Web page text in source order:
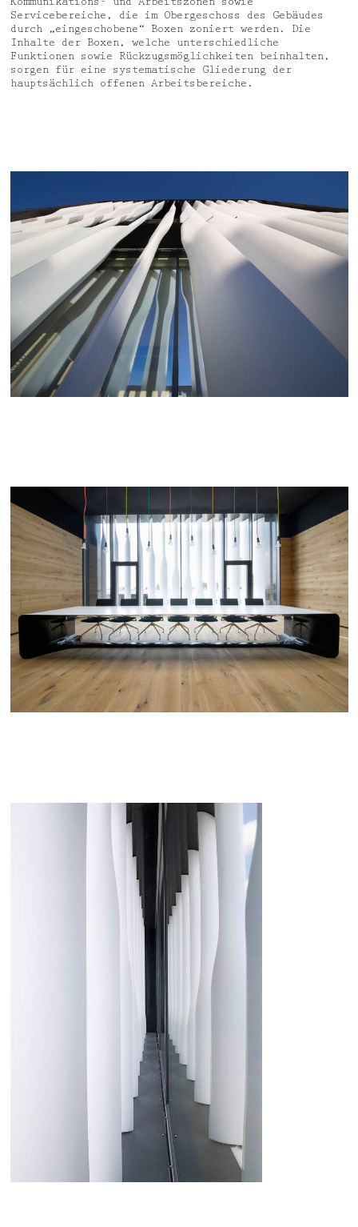
Servicebereiche, die im Obergeschoss des Gebäudes
durch „eingeschobene“ Boxen zoniert werden. Die
Inhalte der Boxen, welche unterschiedliche
Funktionen sowie Rückzugsmöglichkeiten beinhalten,
sorgen für eine systematische Gliederung der
hauptsächlich offenen Arbeitsbereiche.